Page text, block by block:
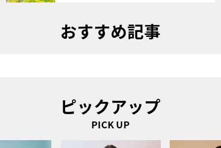
おすすめ記事
ピックアップ
PICK UP